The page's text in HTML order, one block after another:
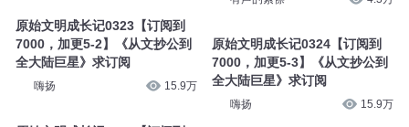
原始文明成长记0323【订阅到
7000，加更5-2】《从文抄公到
全大陆巨星》求订阅
嗨扬 15.9万
原始文明成长记0324【订阅到
7000，加更5-3】《从文抄公到
全大陆巨星》求订阅
嗨扬 15.9万